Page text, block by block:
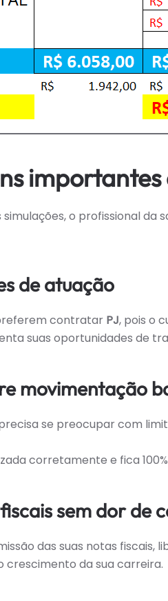
importantes
o profissional
de atuação
contratar PJ, pois o
suas oportunidades de
movimentação
se preocupar com
corretamente e fica
sem dor de
das suas notas
crescimento da sua carreira.